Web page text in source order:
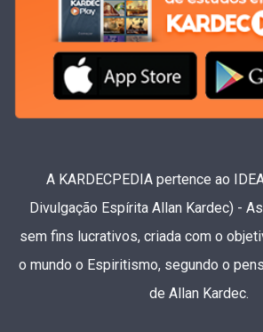
A KARDECPEDIA pertence ao
Divulgação Espírita Allan Kardec) -
sem fins lucrativos, criada com o
o mundo o Espiritismo, segundo o
de Allan Kardec.